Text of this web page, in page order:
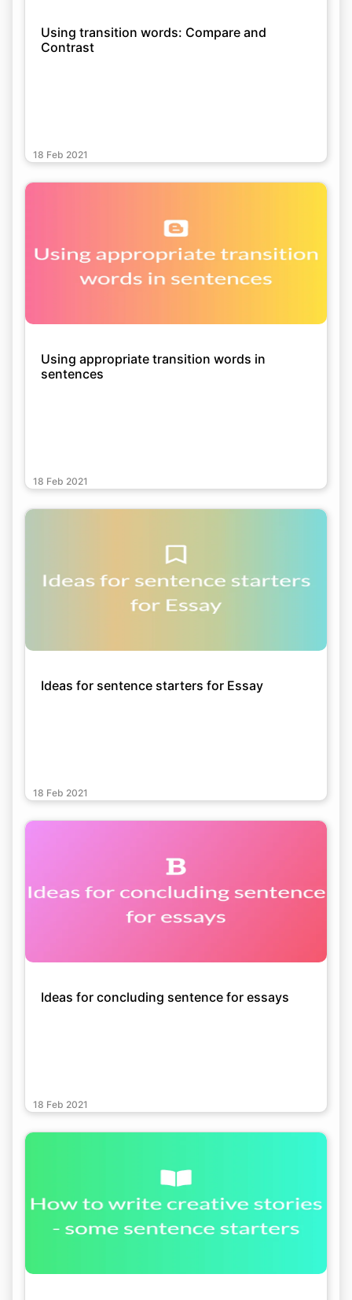
Using transition words: Compare and
Contrast
18 Feb 2021
Using appropriate transition words in
sentences
18 Feb 2021
Ideas for sentence starters for Essay
18 Feb 2021
Ideas for concluding sentence for essays
18 Feb 2021